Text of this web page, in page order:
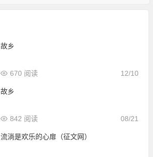
故乡
12/10
670 阅读
故乡
08/21
842 阅读
流淌是欢乐的心扉（征文网）